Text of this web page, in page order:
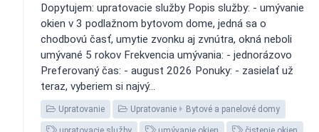
Dopytujem: upratovacie služby Popis služby: - umývanie
okien v 3 podlažnom bytovom dome, jedná sa o
chodbovú časť, umytie zvonku aj zvnútra, okná neboli
umývané 5 rokov Frekvencia umývania: - jednorázovo
Preferovaný čas: - august 2026 Ponuky: - zasielať už
teraz, vyberiem si najvý...
Upratovanie Upratovanie Bytové a panelové domy